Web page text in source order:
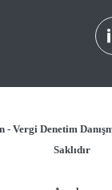
- Vergi Denetim
Saklıdır